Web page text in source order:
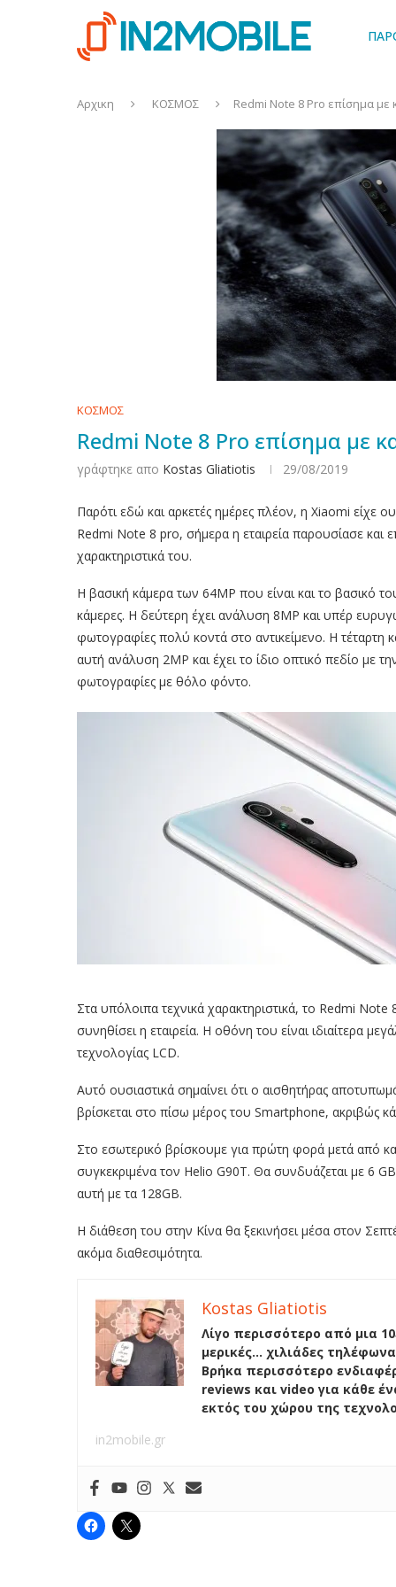
Αρχικη ΚΟΣΜΟΣ Redmi Note 8 Pro επίσημα
ΚΟΣΜΟΣ
Redmi Note 8 Pro επίσημα με
γράφτηκε απο Kostas Gliatiotis 29/08/2019
Παρότι εδώ και αρκετές ημέρες πλέον, η Xiaomi είχε
Redmi Note 8 pro, σήμερα η εταιρεία παρουσίασε
χαρακτηριστικά του.
Η βασική κάμερα των 64ΜΡ που είναι και το βασικό
κάμερες. Η δεύτερη έχει ανάλυση 8ΜΡ και υπέρ
φωτογραφίες πολύ κοντά στο αντικείμενο. Η τέταρτη
αυτή ανάλυση 2ΜΡ και έχει το ίδιο οπτικό πεδίο με
φωτογραφίες με θόλο φόντο.
Στα υπόλοιπα τεχνικά χαρακτηριστικά, το Redmi
συνηθίσει η εταιρεία. Η οθόνη του είναι ιδιαίτερα
τεχνολογίας LCD.
Αυτό ουσιαστικά σημαίνει ότι ο αισθητήρας
βρίσκεται στο πίσω μέρος του Smartphone, ακριβώς
Στο εσωτερικό βρίσκουμε για πρώτη φορά μετά από
συγκεκριμένα τον Helio G90T. Θα συνδυάζεται με 6
αυτή με τα 128GB.
Η διάθεση του στην Κίνα θα ξεκινήσει μέσα στον
ακόμα διαθεσιμότητα.
Kostas Gliatiotis
Λίγο περισσότερο από μια
μερικές… χιλιάδες
Βρήκα περισσότερο
reviews και video για κάθε
εκτός του χώρου της
in2mobile.gr